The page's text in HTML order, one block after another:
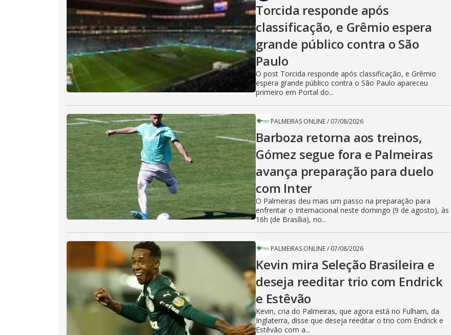
Torcida responde após
classificação, e Grêmio espera
grande público contra o São
Paulo
O post Torcida responde após classificação, e Grêmio
espera grande público contra o São Paulo apareceu
primeiro em Portal do...
PALMEIRAS ONLINE/ 07/08/2026
Barboza retorna aos treinos,
Gómez segue fora e Palmeiras
avança preparação para duelo
com Inter
O Palmeiras deu mais um passo na preparação para
enfrentar o Internacional neste domingo (9 de agosto), às
16h (de Brasília), no...
PALMEIRAS ONLINE/ 07/08/2026
Kevin mira Seleção Brasileira e
deseja reeditar trio com Endrick
e Estêvão
Kevin, cria do Palmeiras, que agora está no Fulham, da
Inglaterra, disse que deseja reeditar o trio com Endrick e
Estêvão com a...